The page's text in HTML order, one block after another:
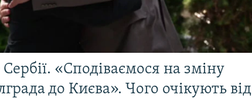
«Сподіваємося на зміну
до Києва». Чого очікують від